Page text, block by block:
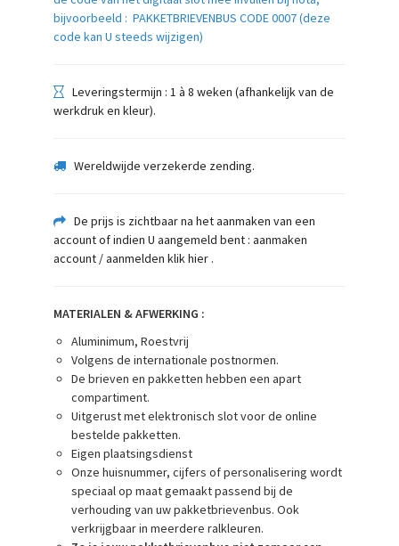
bijvoorbeeld : PAKKETBRIEVENBUS CODE 0007(deze
code kan U steeds wijzigen)
Leveringstermijn : 1 à 8 weken (afhankelijk van de
werkdruk en kleur).
Wereldwijde verzekerde zending.
De prijs is zichtbaar na het aanmaken van een
account of indien U aangemeld bent : aanmaken
account / aanmelden klik hier .
MATERIALEN & AFWERKING :
Aluminimum, Roestvrij
Volgens de internationale postnormen.
De brieven en pakketten hebben een apart
compartiment.
Uitgerust met elektronisch slot voor de online
bestelde pakketten.
Eigen plaatsingsdienst
Onze huisnummer, cijfers of personalisering wordt
speciaal op maat gemaakt passend bij de
verhouding van uw pakketbrievenbus. Ook
verkrijgbaar in meerdere ralkleuren.